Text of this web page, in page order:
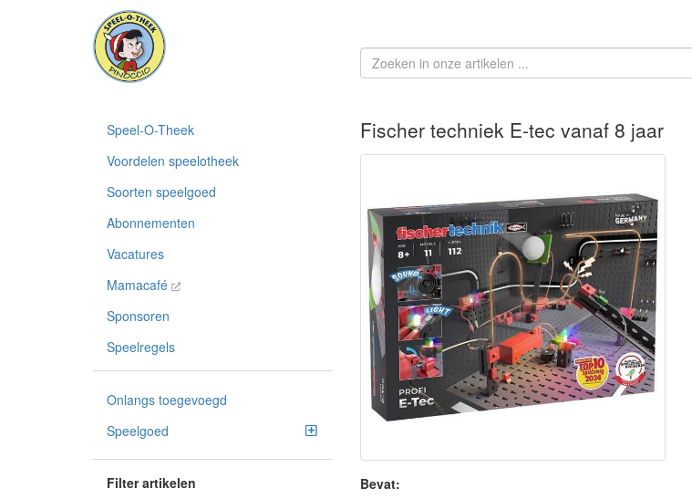
Speel-O-Theek
Voordelen speelotheek
Soorten speelgoed
Abonnementen
Vacatures
Mamacafé
Sponsoren
Speelregels
Onlangs toegevoegd
Speelgoed
Filter artikelen
Fischer techniek E-tec vanaf 8 jaar
Bevat: